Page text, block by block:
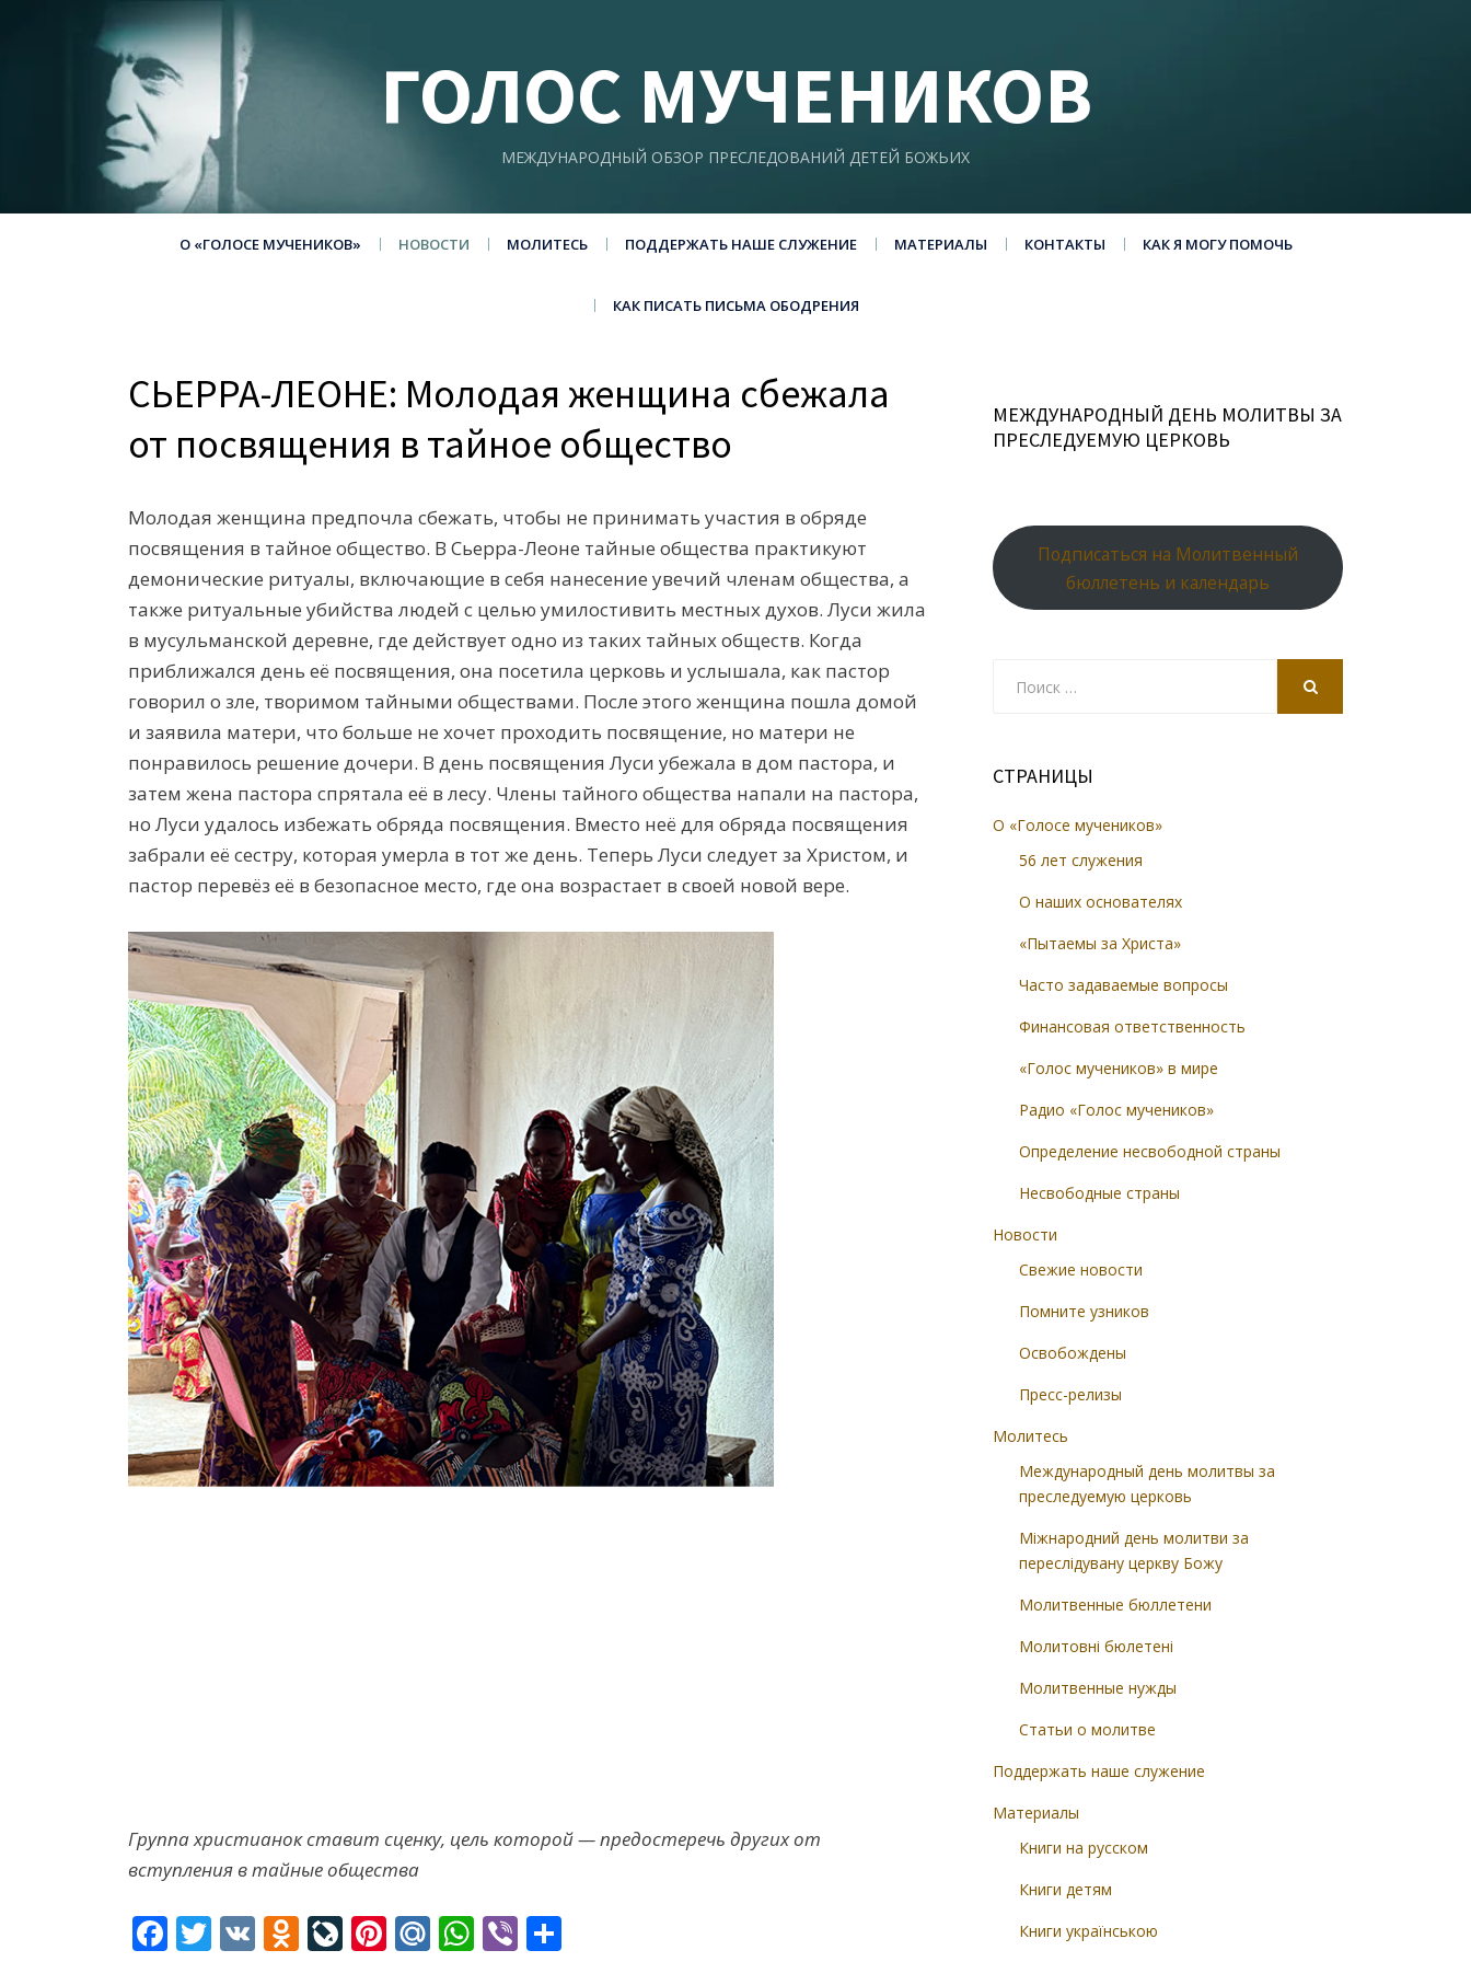
ГОЛОС МУЧЕНИКОВ
МЕЖДУНАРОДНЫЙ ОБЗОР ПРЕСЛЕДОВАНИЙ ДЕТЕЙ БОЖЬИХ
О «ГОЛОСЕ МУЧЕНИКОВ» НОВОСТИ МОЛИТЕСЬ ПОДДЕРЖАТЬ НАШЕ СЛУЖЕНИЕ МАТЕРИАЛЫ КОНТАКТЫ КАК Я МОГУ ПОМОЧЬ
КАК ПИСАТЬ ПИСЬМА ОБОДРЕНИЯ
СЬЕРРА-ЛЕОНЕ: Молодая женщина сбежала
от посвящения в тайное общество
Молодая женщина предпочла сбежать, чтобы не принимать участия в обряде
посвящения в тайное общество. В Сьерра-Леоне тайные общества практикуют
демонические ритуалы, включающие в себя нанесение увечий членам общества, а
также ритуальные убийства людей с целью умилостивить местных духов. Луси жила
в мусульманской деревне, где действует одно из таких тайных обществ. Когда
приближался день её посвящения, она посетила церковь и услышала, как пастор
говорил о зле, творимом тайными обществами. После этого женщина пошла домой
и заявила матери, что больше не хочет проходить посвящение, но матери не
понравилось решение дочери. В день посвящения Луси убежала в дом пастора, и
затем жена пастора спрятала её в лесу. Члены тайного общества напали на пастора,
но Луси удалось избежать обряда посвящения. Вместо неё для обряда посвящения
забрали её сестру, которая умерла в тот же день. Теперь Луси следует за Христом, и
пастор перевёз её в безопасное место, где она возрастает в своей новой вере.
Группа христианок ставит сценку, цель которой — предостеречь других от
вступления в тайные общества
F T V O Li Pi M W Vi
МЕЖДУНАРОДНЫЙ ДЕНЬ МОЛИТВЫ ЗА
ПРЕСЛЕДУЕМУЮ ЦЕРКОВЬ
Подписаться на Молитвенный
бюллетень и календарь
СТРАНИЦЫ
О «Голосе мучеников»
56 лет служения
О наших основателях
«Пытаемы за Христа»
Часто задаваемые вопросы
Финансовая ответственность
«Голос мучеников» в мире
Радио «Голос мучеников»
Определение несвободной страны
Несвободные страны
Новости
Свежие новости
Помните узников
Освобождены
Пресс-релизы
Молитесь
Международный день молитвы за
преследуемую церковь
Міжнародний день молитви за
переслідувану церкву Божу
Молитвенные бюллетени
Молитовні бюлетені
Молитвенные нужды
Статьи о молитве
Поддержать наше служение
Материалы
Книги на русском
Книги детям
Книги українською